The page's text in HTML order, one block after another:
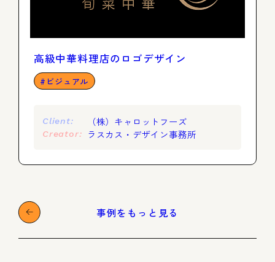
高級中華料理店のロゴデザイン
ビジュアル
Client: （株）キャロットフーズ
Creator: ラスカス・デザイン事務所
事例をもっと見る